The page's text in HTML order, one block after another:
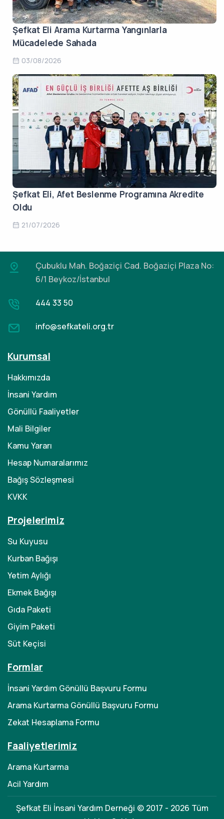
Şefkat Eli Arama Kurtarma Yangınlarla
Mücadelede Sahada
03/08/2026
Şefkat Eli, Afet Beslenme Programına Akredite
Oldu
21/07/2026
Çubuklu Mah. Boğaziçi Cad. Boğaziçi Plaza No:
6/1 Beykoz/İstanbul
444 33 50
info@sefkateli.org.tr
Kurumsal
Hakkımızda
İnsani Yardım
Gönüllü Faaliyetler
Mali Bilgiler
Kamu Yararı
Hesap Numaralarımız
Bağış Sözleşmesi
KVKK
Projelerimiz
Su Kuyusu
Kurban Bağışı
Yetim Aylığı
Ekmek Bağışı
Gıda Paketi
Giyim Paketi
Süt Keçisi
Formlar
İnsani Yardım Gönüllü Başvuru Formu
Arama Kurtarma Gönüllü Başvuru Formu
Zekat Hesaplama Formu
Faaliyetlerimiz
Arama Kurtarma
Acil Yardım
Şefkat Eli İnsani Yardım Derneği © 2017 - 2026 Tüm